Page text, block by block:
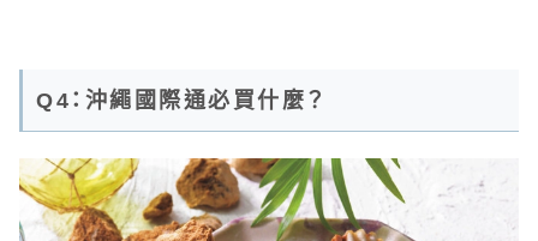
Q4：沖繩國際通必買什麼？